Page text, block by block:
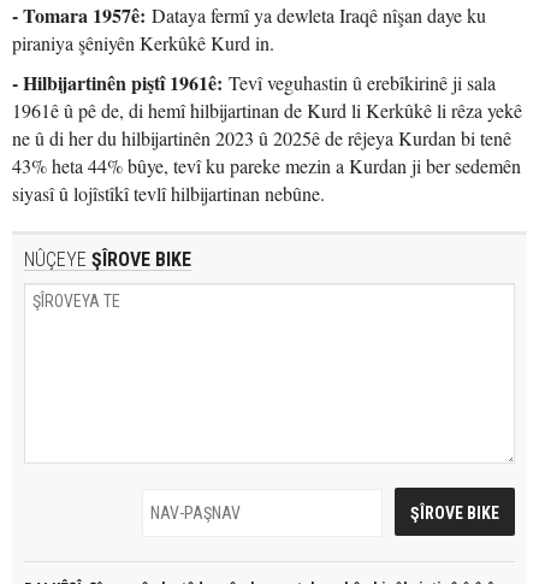
- Tomara 1957ê: Dataya fermî ya dewleta Iraqê nîşan daye ku
piraniya şêniyên Kerkûkê Kurd in.
- Hilbijartinên piştî 1961ê: Tevî veguhastin û erebîkirinê ji sala
1961ê û pê de, di hemî hilbijartinan de Kurd li Kerkûkê li rêza yekê
ne û di her du hilbijartinên 2023 û 2025ê de rêjeya Kurdan bi tenê
43% heta 44% bûye, tevî ku pareke mezin a Kurdan ji ber sedemên
siyasî û lojîstîkî tevlî hilbijartinan nebûne.
NÛÇEYE ŞÎROVE BIKE